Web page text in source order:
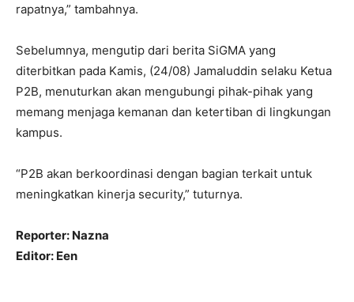
rapatnya,” tambahnya.
Sebelumnya, mengutip dari berita SiGMA yang
diterbitkan pada Kamis, (24/08) Jamaluddin selaku Ketua
P2B, menuturkan akan mengubungi pihak-pihak yang
memang menjaga kemanan dan ketertiban di lingkungan
kampus.
“P2B akan berkoordinasi dengan bagian terkait untuk
meningkatkan kinerja security,” tuturnya.
Reporter: Nazna
Editor: Een